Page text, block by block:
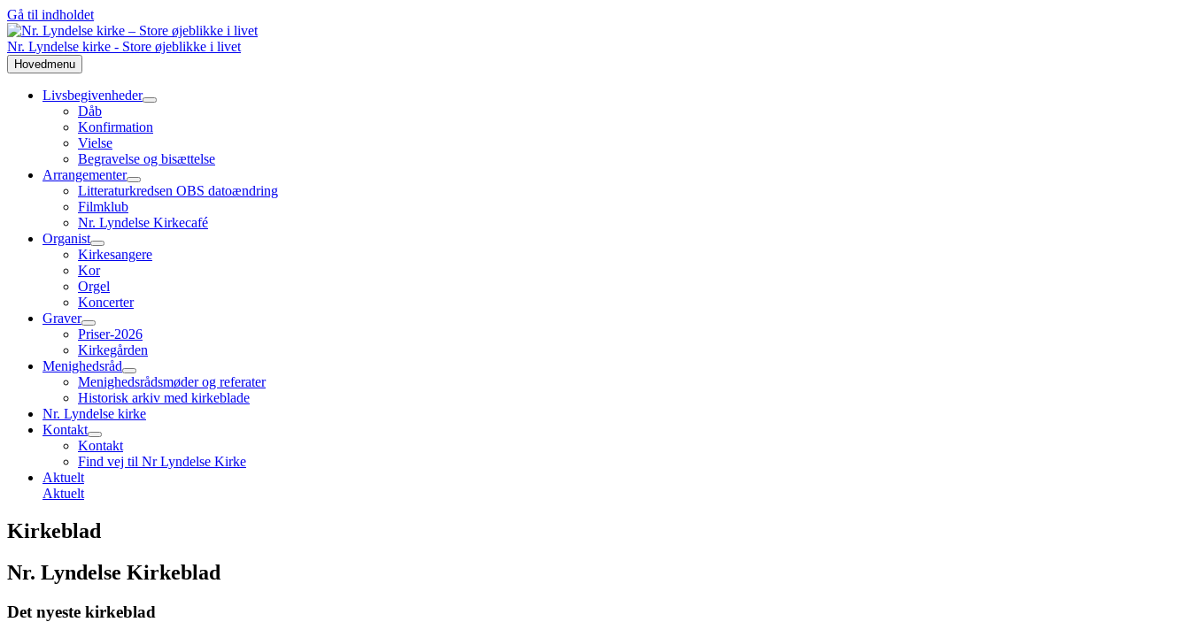
Gå til indholdet
Nr. Lyndelse kirke - Store øjeblikke i livet
Hovedmenu
Livsbegivenheder
Dåb
Konfirmation
Vielse
Begravelse og bisættelse
Arrangementer
Litteraturkredsen OBS datoændring
Filmklub
Nr. Lyndelse Kirkecafé
Organist
Kirkesangere
Kor
Orgel
Koncerter
Graver
Priser-2026
Kirkegården
Menighedsråd
Menighedsrådsmøder og referater
Historisk arkiv med kirkeblade
Nr. Lyndelse kirke
Kontakt
Kontakt
Find vej til Nr Lyndelse Kirke
Aktuelt
Aktuelt
Kirkeblad
Nr. Lyndelse Kirkeblad
Det nyeste kirkeblad